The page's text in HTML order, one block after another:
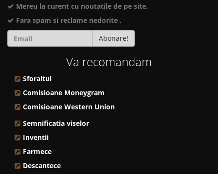
Mereu la curent cu noutatile de pe site.
Fara spam si reclame nedorite .
Abonare!
Va recomandam
Sforaitul
Comisioane Moneygram
Comisioane Western Union
Semnificatia viselor
Inventii
Farmece
Descantece